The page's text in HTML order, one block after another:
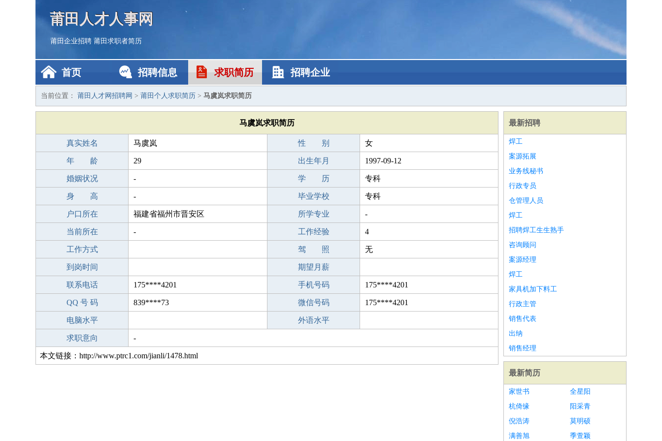
莆田人才人事网
莆田企业招聘 莆田求职者简历
首页 招聘信息 求职简历 招聘企业
当前位置： 莆田人才网招聘网 > 莆田个人求职简历 > 马虞岚求职简历
马虞岚求职简历
真实姓名 马虞岚 性 别 女
年 龄 29 出生年月 1997-09-12
婚姻状况 - 学 历 专科
身 高 - 毕业学校 专科
户口所在 福建省福州市晋安区 所学专业 -
当前所在 - 工作经验 4
工作方式 驾 照 无
到岗时间 期望月薪
联系电话 175****4201 手机号码 175****4201
QQ 号 码 839****73 微信号码 175****4201
电脑水平 外语水平
求职意向 -
本文链接：http://www.ptrc1.com/jianli/1478.html
最新招聘
焊工
案源拓展
业务线秘书
行政专员
仓管理人员
焊工
招聘焊工生生熟手
咨询顾问
案源经理
焊工
家具机加下料工
行政主管
销售代表
出纳
销售经理
最新简历
家世书
全星阳
杭倚缘
阳采青
倪浩涛
莫明硕
满善旭
季萱颖